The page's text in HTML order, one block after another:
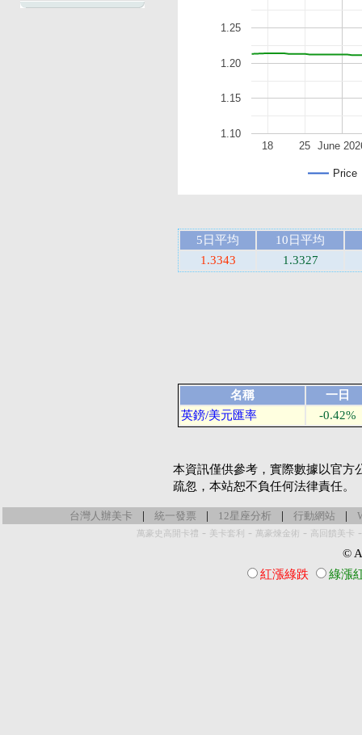
Price
June
18 25
1.10
1.15
1.20
1.25
5日平均
10日平均
1.3343
1.3327
名稱
一日
英鎊/美元匯率
-0.42%
本資訊僅供參考，實際數據以官方
疏忽，本站恕不負任何法律責任。
台灣人辦美卡 | 統一發票 | 12星座分析 | 行動網站 |
萬豪史高開卡禮 - 美卡套利 - 萬豪煉金術 - 高回饋美卡
©
紅漲綠跌
綠漲